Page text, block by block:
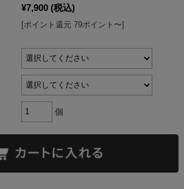
¥7,900 (税込)
[ポイント還元 79ポイント〜]
個